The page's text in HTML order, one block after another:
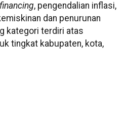
, pengendalian inflasi,
dan penurunan
kategori terdiri atas
tingkat kabupaten, kota,